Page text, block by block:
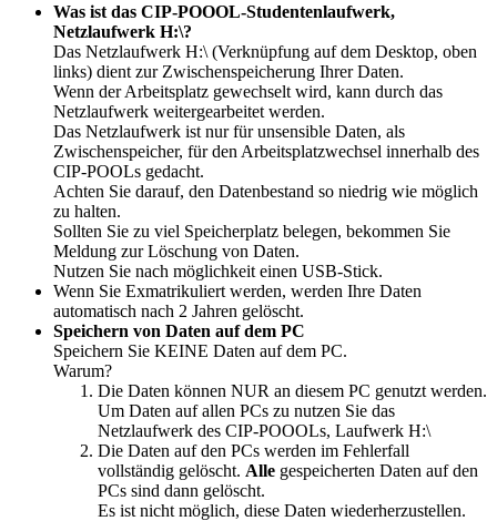
Was ist das CIP-POOOL-Studentenlaufwerk,
Netzlaufwerk H:\?
Das Netzlaufwerk H:\ (Verknüpfung auf dem Desktop, oben
links) dient zur Zwischenspeicherung Ihrer Daten.
Wenn der Arbeitsplatz gewechselt wird, kann durch das
Netzlaufwerk weitergearbeitet werden.
Das Netzlaufwerk ist nur für unsensible Daten, als
Zwischenspeicher, für den Arbeitsplatzwechsel innerhalb des
CIP-POOLs gedacht.
Achten Sie darauf, den Datenbestand so niedrig wie möglich
zu halten.
Sollten Sie zu viel Speicherplatz belegen, bekommen Sie
Meldung zur Löschung von Daten.
Nutzen Sie nach möglichkeit einen USB-Stick.
Wenn Sie Exmatrikuliert werden, werden Ihre Daten
automatisch nach 2 Jahren gelöscht.
Speichern von Daten auf dem PC
Speichern Sie KEINE Daten auf dem PC.
Warum?
Die Daten können NUR an diesem PC genutzt werden.
Um Daten auf allen PCs zu nutzen Sie das
Netzlaufwerk des CIP-POOOLs, Laufwerk H:\
Die Daten auf den PCs werden im Fehlerfall
vollständig gelöscht. Alle gespeicherten Daten auf den
PCs sind dann gelöscht.
Es ist nicht möglich, diese Daten wiederherzustellen.